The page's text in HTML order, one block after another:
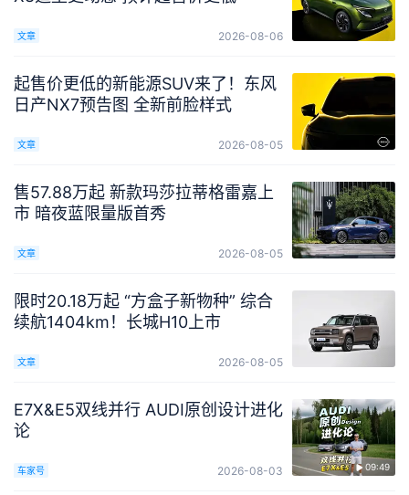
2026-08-06
文章
起售价更低的新能源SUV来了！东风
日产NX7预告图 全新前脸样式
2026-08-05
文章
售57.88万起 新款玛莎拉蒂格雷嘉上
市 暗夜蓝限量版首秀
2026-08-05
文章
限时20.18万起 “方盒子新物种” 综合
续航1404km！长城H10上市
2026-08-05
文章
09:49
E7X&E5双线并行 AUDI原创设计进化
论
2026-08-03
车家号